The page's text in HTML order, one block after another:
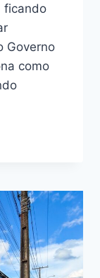
ficando
Governo
como